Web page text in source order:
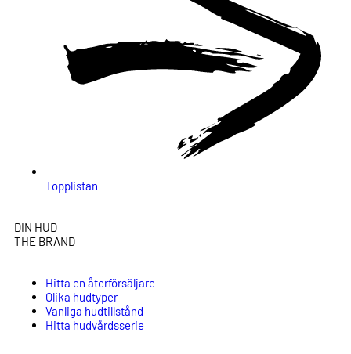
Topplistan
DIN HUD
THE BRAND
Hitta en återförsäljare
Olika hudtyper
Vanliga hudtillstånd
Hitta hudvårdsserie